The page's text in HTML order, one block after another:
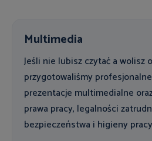
Multimedia
Jeśli nie lubisz czytać a wolisz
przygotowaliśmy
prezentacje multimedialne
prawa pracy, legalności
bezpieczeństwa i higieny pracy